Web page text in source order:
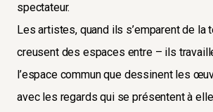
spectateur.
Les artistes, quand ils s’emparent de la
creusent des espaces entre – ils
l’espace commun que dessinent les
avec les regards qui se présentent à